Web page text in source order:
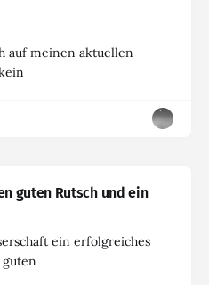
auf meinen aktuellen
guten Rutsch und ein
ein erfolgreiches
guten